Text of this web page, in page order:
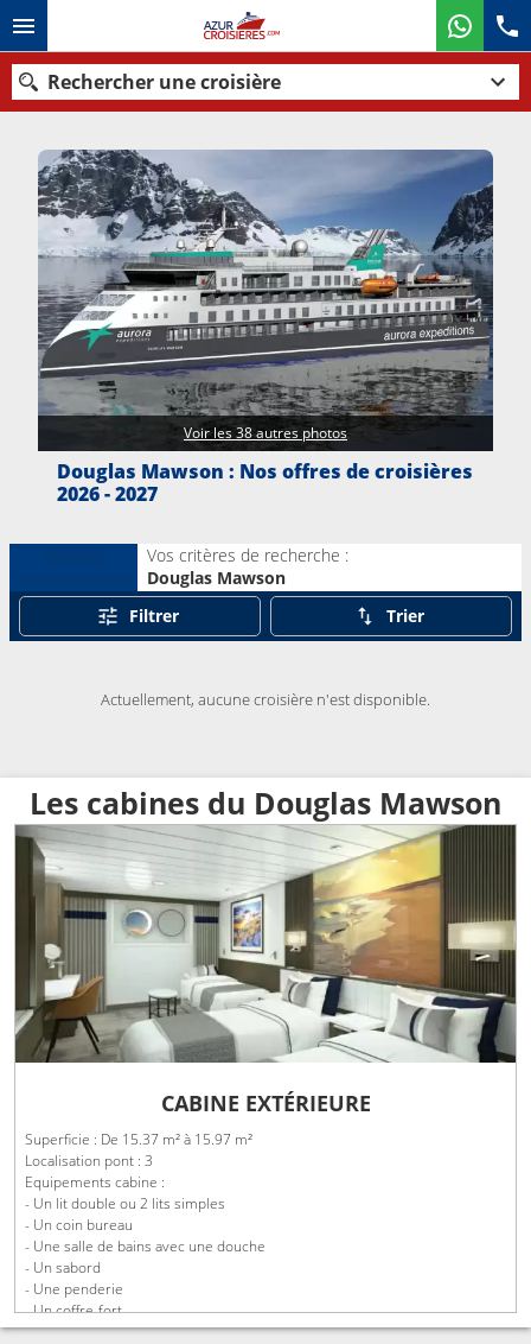
Rechercher une croisière
Nos destinations
Mois de départ
Ports Compagnies
Rechercher
Douglas Mawson : Nos offres de croisières
2026 - 2027
Voir les 38 autres photos
Vos critères de recherche :
Douglas Mawson
Filtrer
Trier
Actuellement, aucune croisière n'est disponible.
Les cabines du Douglas Mawson
CABINE EXTÉRIEURE
Superficie : De 15.37 m² à 15.97 m²
Localisation pont : 3
Equipements cabine :
- Un lit double ou 2 lits simples
- Un coin bureau
- Une salle de bains avec une douche
- Un sabord
- Une penderie
- Un coffre-fort
- Une télévision à écran plat